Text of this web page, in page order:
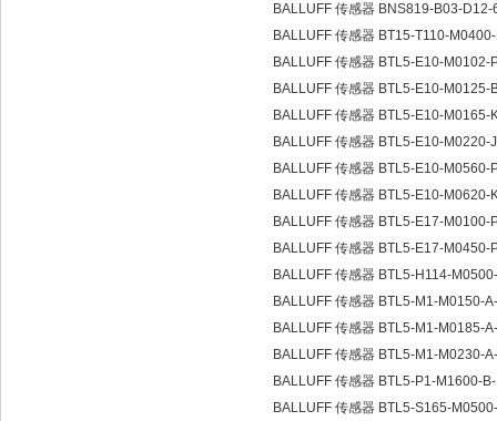
BALLUFF 传感器 BNS819-B03-
BALLUFF 传感器 BT15-T110-
BALLUFF 传感器 BTL5-E10-
BALLUFF 传感器 BTL5-E10-
BALLUFF 传感器 BTL5-E10-M0165-
BALLUFF 传感器 BTL5-E10-
BALLUFF 传感器 BTL5-E10-
BALLUFF 传感器 BTL5-E10-
BALLUFF 传感器 BTL5-E17-
BALLUFF 传感器 BTL5-E17-M0450-
BALLUFF 传感器 BTL5-H114-
BALLUFF 传感器 BTL5-M1-M0150-
BALLUFF 传感器 BTL5-M1-M0185-
BALLUFF 传感器 BTL5-M1-M0230-
BALLUFF 传感器 BTL5-P1-M1600-
BALLUFF 传感器 BTL5-S165-